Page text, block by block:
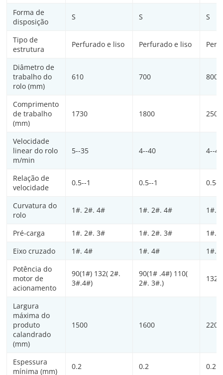
Forma de
disposição
S S S
Tipo de
estrutura
Perfurado e liso Perfurado e liso
Diâmetro de
trabalho do
rolo (mm)
610 700 800
Comprimento
de trabalho
(mm)
1730 1800 2500
Velocidade
linear do rolo
m/min
5--35 4--40 4--40
Relação de
velocidade
0.5--1 0.5--1 0.5--
Curvatura do
rolo
1#. 2#. 4# 1#. 2#. 4# 1#.
Pré-carga 1#. 2#. 3# 1#. 2#. 3#
1#.
Eixo cruzado
1#. 4# 1#. 4#
1#.
Potência do
motor de
acionamento
90(1#) 132( 2#.
3#.4#)
90(1# .4#) 110(
2#. 3#.)
Largura
máxima do
produto
calandrado
(mm)
1500 1600 2200
Espessura
mínima (mm)
0.2 0.2 0.2